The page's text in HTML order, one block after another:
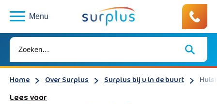
Menu
Home Over Surplus Surplus bij u in de buurt
Lees voor